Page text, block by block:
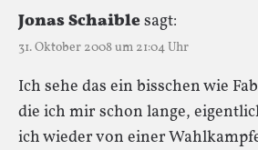
Jonas Schaiblesagt:
31. Oktober 2008 um 21:04 Uhr
Ich sehe das ein bisschen wie
die ich mir schon lange,
ich wieder von einer